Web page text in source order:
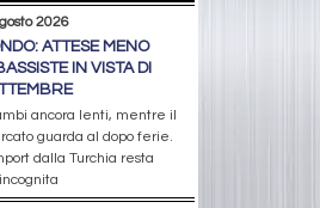
2026
ATTESE MENO
IN VISTA DI
ancora lenti, mentre il
guarda al dopo ferie.
dalla Turchia resta